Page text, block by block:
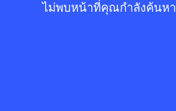
ไม่พบหน้าที่คุณกำลังค้นหา